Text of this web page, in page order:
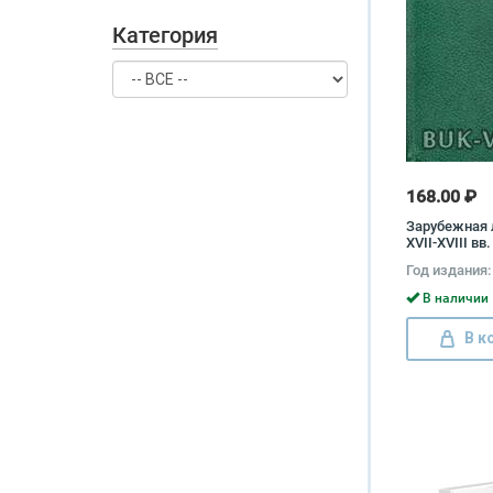
Категория
168.00 ₽
Зарубежная
XVII-XVIII вв.
Год
В наличии
В